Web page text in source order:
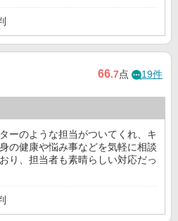
66.7点 19件
ーのような担当がついてくれ、キ
の健康や悩み事などを気軽に相談
り、担当者も素晴らしい対応だっ